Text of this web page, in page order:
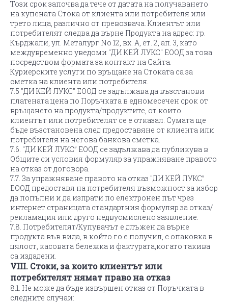
Този срок започва да тече от датата на получаването
на купената Стока от клиента или потребителя или
трето лица, различно от превозвача. Клиентът или
потребителят следва да върне Продукта на адрес: гр.
Кърджали, ул. Металург No 12, вх. А, ет. 2, ап. 3, като
междувременно уведоми "ДИ КЕЙ ЛУКС" ЕООД за това
посредством формата за контакт на Сайта.
Куриерските услуги по връщане на Стоката са за
сметка на клиента или потребителя.
7.5 "ДИ КЕЙ ЛУКС" ЕООД се задължава да възстанови
платената цена по Поръчката в едномесечен срок от
връщането на продукта/продуктите, от които
клиентът или потребителят се е отказал. Сумата ще
бъде възстановена след предоставяне от клиента или
потребителя на негова банкова сметка.
7.6. "ДИ КЕЙ ЛУКС” ЕООД се задължава да публикува в
Общите си условия формуляр за упражняване правото
на отказ от договора.
7.7. За упражняване правото на отказ "ДИ КЕЙ ЛУКС”
ЕООД предоставя на потребителя възможност за избор
да попълни и да изпрати по електронен път чрез
интернет страницата стандартния формуляр за отказ/
рекламация или друго недвусмислено заявление.
7.8. Потребителят/Купувачът е длъжен да върне
продукта във вида, в който го е получил, с опаковка в
цялост, касовата бележка и фактурата,когато такива
са издадени.
VIII. Стоки, за които клиентът или
потребителят нямат право на отказ
8.1. Не може да бъде извършен отказ от Поръчката в
следните случаи: